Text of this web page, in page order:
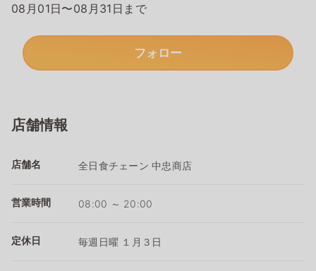
08月01日〜08月31日まで
フォロー
店舗情報
店舗名 全日食チェーン 中忠商店
営業時間 08:00 ～ 20:00
定休日 毎週日曜 １月３日